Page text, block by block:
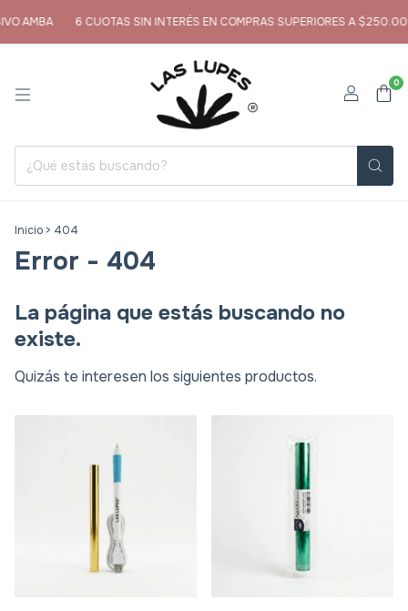
6 CUOTAS SIN INTERÉS EN COMPRAS SUPERIORES A $250.000
0
Inicio > 404
Error - 404
La página que estás buscando no
existe.
Quizás te interesen los siguientes productos.